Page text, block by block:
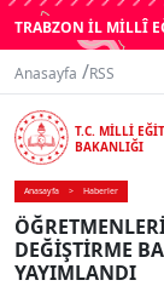
TRABZON İL MİLLÎ
Anasayfa /RSS
T.C. MİLLİ
BAKANLIĞI
Anasayfa Haberler
DEĞİŞTİRME
YAYIMLANDI